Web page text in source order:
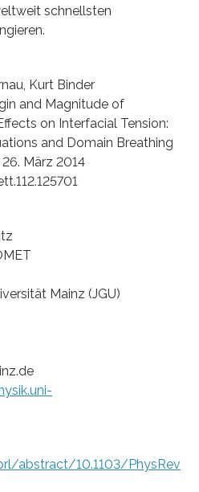
schnellsten
Kurt Binder
and Magnitude of
on Interfacial Tension:
and Domain Breathing
März 2014
Mainz (JGU)
abstract/10.1103/PhysRev